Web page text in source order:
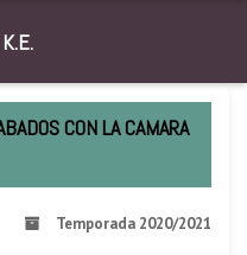
CON LA CAMARA
Temporada 2020/2021